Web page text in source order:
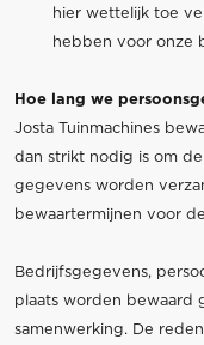
hier wettelijk toe
hebben voor onze
Hoe lang we
Josta Tuinmachines
dan strikt nodig is om
gegevens worden
bewaartermijnen voor
Bedrijfsgegevens,
plaats worden bewaard
samenwerking. De